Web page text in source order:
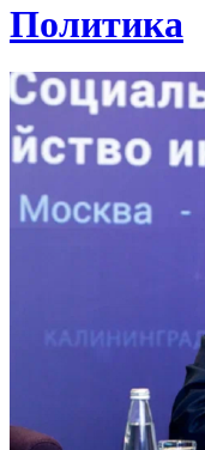
Политика